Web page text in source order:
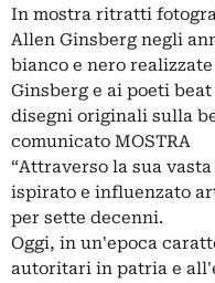
In mostra ritratti
Allen Ginsberg negli
bianco e nero
Ginsberg e ai poeti
disegni originali sulla
comunicato MOSTRA
“Attraverso la sua
ispirato e influenzato
per sette decenni.
Oggi, in un'epoca
autoritari in patria e